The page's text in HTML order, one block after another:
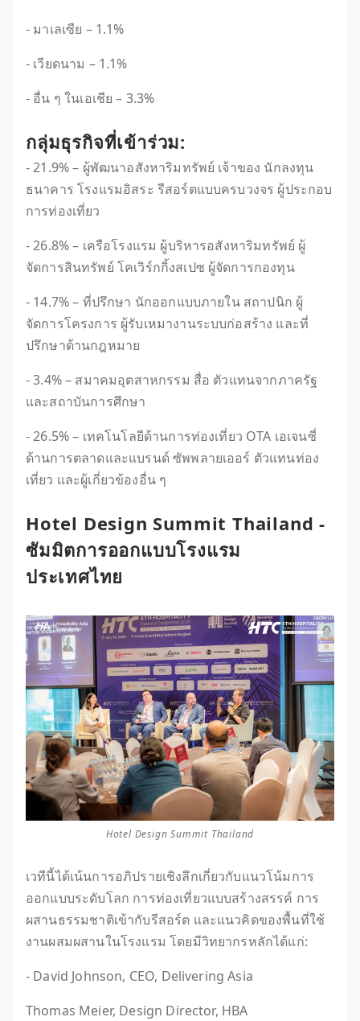
- มาเลเซีย – 1.1%
- เวียดนาม – 1.1%
- อื่น ๆ ในเอเชีย – 3.3%
กลุ่มธุรกิจที่เข้าร่วม:
- 21.9% – ผู้พัฒนาอสังหาริมทรัพย์ เจ้าของ นักลงทุน
ธนาคาร โรงแรมอิสระ รีสอร์ตแบบครบวงจร ผู้ประกอบ
การท่องเที่ยว
- 26.8% – เครือโรงแรม ผู้บริหารอสังหาริมทรัพย์ ผู้
จัดการสินทรัพย์ โคเวิร์กกิ้งสเปซ ผู้จัดการกองทุน
- 14.7% – ที่ปรึกษา นักออกแบบภายใน สถาปนิก ผู้
จัดการโครงการ ผู้รับเหมางานระบบก่อสร้าง และที่
ปรึกษาด้านกฎหมาย
- 3.4% – สมาคมอุตสาหกรรม สื่อ ตัวแทนจากภาครัฐ
และสถาบันการศึกษา
- 26.5% – เทคโนโลยีด้านการท่องเที่ยว OTA เอเจนซี่
ด้านการตลาดและแบรนด์ ซัพพลายเออร์ ตัวแทนท่อง
เที่ยว และผู้เกี่ยวข้องอื่น ๆ
Hotel Design Summit Thailand -
ซัมมิตการออกแบบโรงแรม
ประเทศไทย
Hotel Design Summit Thailand
เวทีนี้ได้เน้นการอภิปรายเชิงลึกเกี่ยวกับแนวโน้มการ
ออกแบบระดับโลก การท่องเที่ยวแบบสร้างสรรค์ การ
ผสานธรรมชาติเข้ากับรีสอร์ต และแนวคิดของพื้นที่ใช้
งานผสมผสานในโรงแรม โดยมีวิทยากรหลักได้แก่:
- David Johnson, CEO, Delivering Asia
Thomas Meier, Design Director, HBA